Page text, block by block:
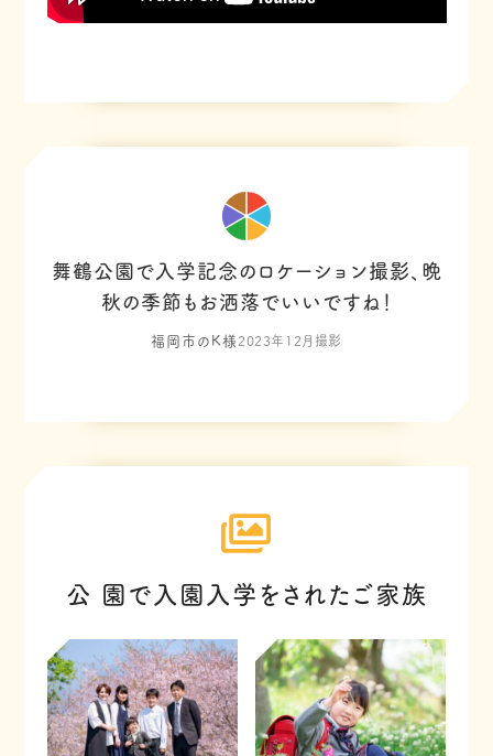
舞鶴公園で入学記念のロケーション撮影、晩
秋の季節もお洒落でいいですね！
福岡市のK様 2023年12月撮影
公 園で入園入学をされたご家族